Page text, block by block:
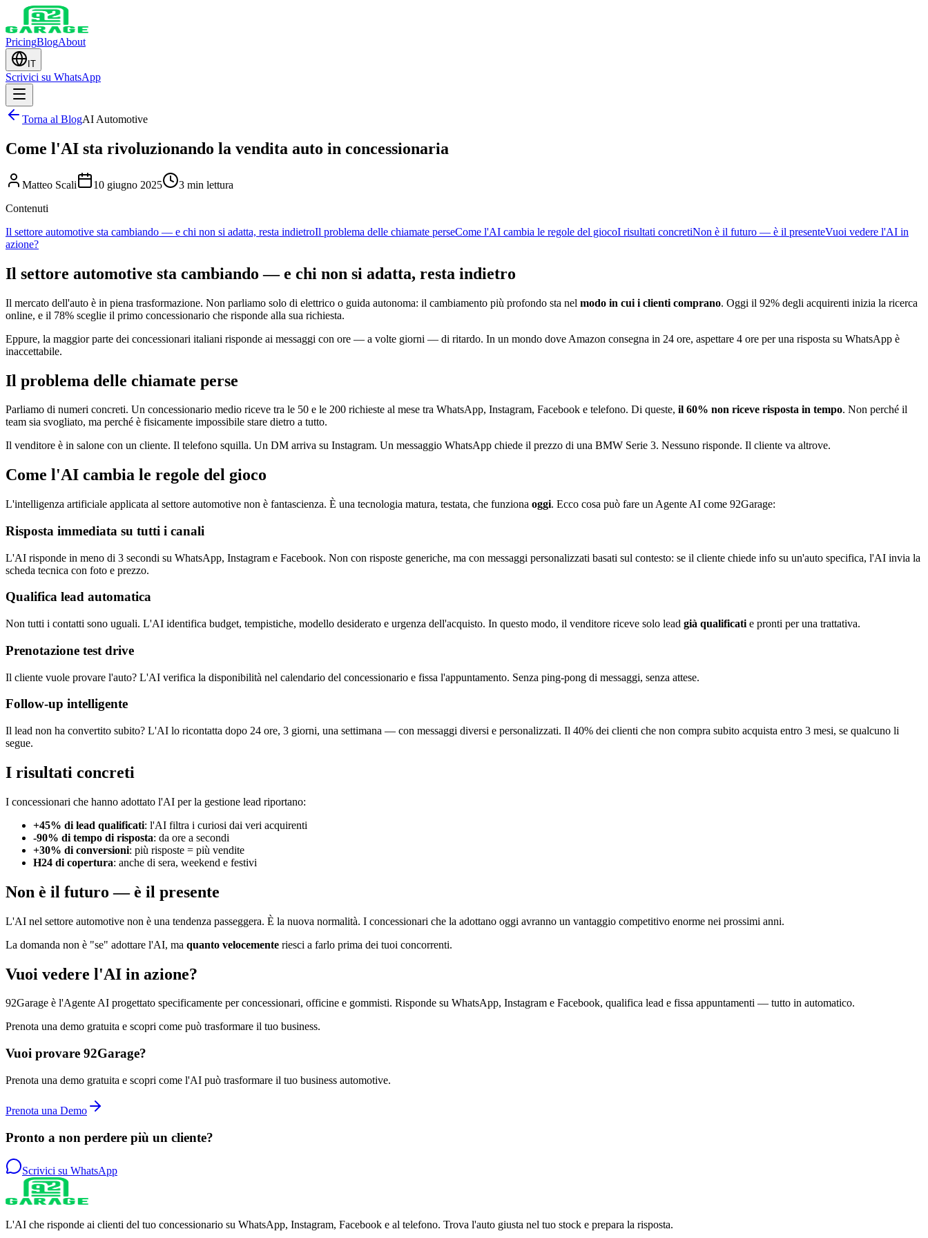
PricingBlogAbout
IT
Scrivici su WhatsApp
Torna al BlogAI Automotive
Come l'AI sta rivoluzionando la vendita auto in concessionaria
Matteo Scali 10 giugno 2025
3 min lettura
Contenuti
Il settore automotive sta cambiando — e chi non si adatta, resta indietroIl problema delle chiamate perseCome l'AI cambia le regole del giocoI risultati concretiNon è il futuro — è il presenteVuoi vedere l'AI in
azione?
Il settore automotive sta cambiando — e chi non si adatta, resta indietro
Il mercato dell'auto è in piena trasformazione. Non parliamo solo di elettrico o guida autonoma: il cambiamento più profondo sta nel modo in cui i clienti comprano. Oggi il 92% degli acquirenti inizia la ricerca
online, e il 78% sceglie il primo concessionario che risponde alla sua richiesta.
Eppure, la maggior parte dei concessionari italiani risponde ai messaggi con ore — a volte giorni — di ritardo. In un mondo dove Amazon consegna in 24 ore, aspettare 4 ore per una risposta su WhatsApp è
inaccettabile.
Il problema delle chiamate perse
Parliamo di numeri concreti. Un concessionario medio riceve tra le 50 e le 200 richieste al mese tra WhatsApp, Instagram, Facebook e telefono. Di queste, il 60% non riceve risposta in tempo. Non perché il
team sia svogliato, ma perché è fisicamente impossibile stare dietro a tutto.
Il venditore è in salone con un cliente. Il telefono squilla. Un DM arriva su Instagram. Un messaggio WhatsApp chiede il prezzo di una BMW Serie 3. Nessuno risponde. Il cliente va altrove.
Come l'AI cambia le regole del gioco
L'intelligenza artificiale applicata al settore automotive non è fantascienza. È una tecnologia matura, testata, che funziona oggi. Ecco cosa può fare un Agente AI come 92Garage:
Risposta immediata su tutti i canali
L'AI risponde in meno di 3 secondi su WhatsApp, Instagram e Facebook. Non con risposte generiche, ma con messaggi personalizzati basati sul contesto: se il cliente chiede info su un'auto specifica, l'AI invia la
scheda tecnica con foto e prezzo.
Qualifica lead automatica
Non tutti i contatti sono uguali. L'AI identifica budget, tempistiche, modello desiderato e urgenza dell'acquisto. In questo modo, il venditore riceve solo lead già qualificati e pronti per una trattativa.
Prenotazione test drive
Il cliente vuole provare l'auto? L'AI verifica la disponibilità nel calendario del concessionario e fissa l'appuntamento. Senza ping-pong di messaggi, senza attese.
Follow-up intelligente
Il lead non ha convertito subito? L'AI lo ricontatta dopo 24 ore, 3 giorni, una settimana — con messaggi diversi e personalizzati. Il 40% dei clienti che non compra subito acquista entro 3 mesi, se qualcuno li
segue.
I risultati concreti
I concessionari che hanno adottato l'AI per la gestione lead riportano:
+45% di lead qualificati: l'AI filtra i curiosi dai veri acquirenti
-90% di tempo di risposta: da ore a secondi
+30% di conversioni: più risposte = più vendite
H24 di copertura: anche di sera, weekend e festivi
Non è il futuro — è il presente
L'AI nel settore automotive non è una tendenza passeggera. È la nuova normalità. I concessionari che la adottano oggi avranno un vantaggio competitivo enorme nei prossimi anni.
La domanda non è "se" adottare l'AI, ma quanto velocemente riesci a farlo prima dei tuoi concorrenti.
Vuoi vedere l'AI in azione?
92Garage è l'Agente AI progettato specificamente per concessionari, officine e gommisti. Risponde su WhatsApp, Instagram e Facebook, qualifica lead e fissa appuntamenti — tutto in automatico.
Prenota una demo gratuita e scopri come può trasformare il tuo business.
Vuoi provare 92Garage?
Prenota una demo gratuita e scopri come l'AI può trasformare il tuo business automotive.
Prenota una Demo
Pronto a non perdere più un cliente?
Scrivici su WhatsApp
L'AI che risponde ai clienti del tuo concessionario su WhatsApp, Instagram, Facebook e al telefono. Trova l'auto giusta nel tuo stock e prepara la risposta.